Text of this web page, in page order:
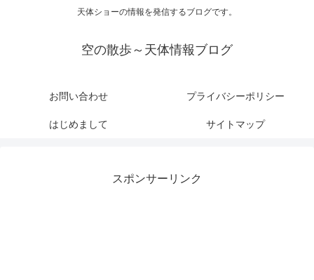
天体ショーの情報を発信するブログです。
空の散歩～天体情報ブログ
お問い合わせ プライバシーポリシー
はじめまして サイトマップ
スポンサーリンク